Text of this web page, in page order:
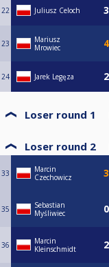
22 Juliusz Celoch
23
Mariusz
Mrowiec
24 Jarek Legęza
Loser round 1
Loser round 2
33
Marcin
Czechowicz
35
Sebastian
Myśliwiec
36
Marcin
Kleinschmidt